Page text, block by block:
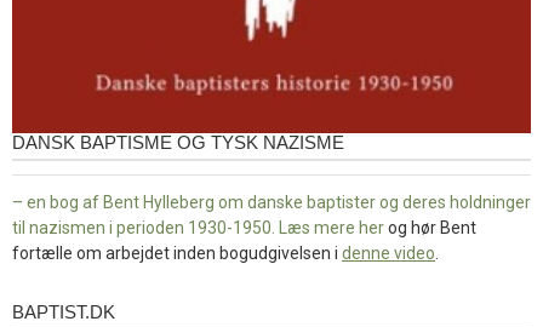
DANSK BAPTISME OG TYSK NAZISME
– en bog af Bent Hylleberg om danske baptister og deres holdninger
til nazismen i perioden 1930-1950. Læs mere herog hør Bent
fortælle om arbejdet inden bogudgivelsen i denne video
baptist.dk
BAPTIST.DK